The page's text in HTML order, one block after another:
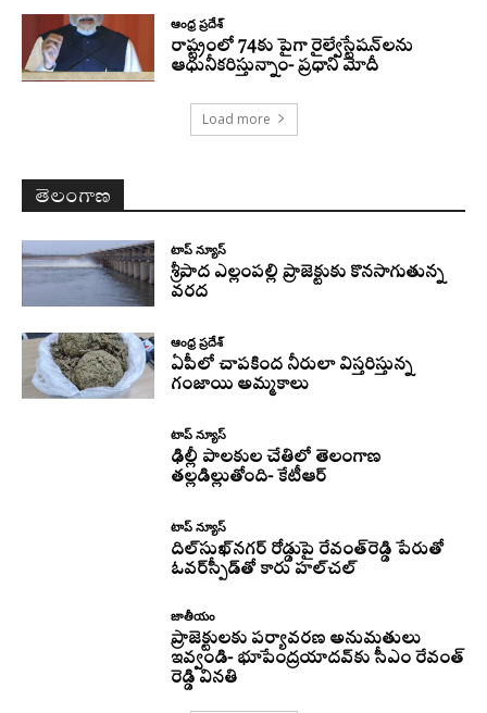
ఆంధ్ర ప్రదేశ్
రాష్ట్రంలో 74కు పైగా రైల్వేస్టేషన్‌లను
ఆధునీకరిస్తున్నాం- ప్రధాని మోదీ
Load more
తెలంగాణ
టాప్ న్యూస్
శ్రీపాద ఎల్లంపల్లి ప్రాజెక్టుకు కొనసాగుతున్న
వరద
ఆంధ్ర ప్రదేశ్
ఏపీలో చాపకింద నీరులా విస్తరిస్తున్న
గంజాయి అమ్మకాలు
టాప్ న్యూస్
ఢిల్లీ పాలకుల చేతిలో తెలంగాణ
తల్లడిల్లుతోంది- కేటీఆర్
టాప్ న్యూస్
దిల్‌సుఖ్‌నగర్‌ రోడ్డుపై రేవంత్‌రెడ్డి పేరుతో
ఓవర్‌స్పీడ్‌తో కారు హల్‌చల్‌
జాతీయం
ప్రాజెక్టులకు పర్యావరణ అనుమతులు
ఇవ్వండి- భూపేంద్రయాదవ్‌కు సీఎం రేవంత్‌
రెడ్డి వినతి